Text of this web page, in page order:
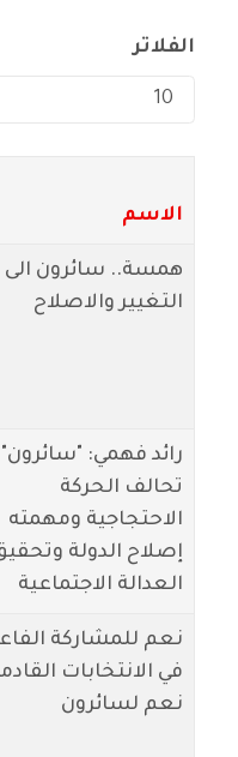
الفلاتر
عدد الإظهارات:
الاسم
همسة.. سائرون الى
التغيير والاصلاح
رائد فهمي:
تحالف الحركة
الاحتجاجية ومهمته
إصلاح الدولة
العدالة الاجتماعية
نعم للمشاركة
في الانتخابات
نعم لسائرون